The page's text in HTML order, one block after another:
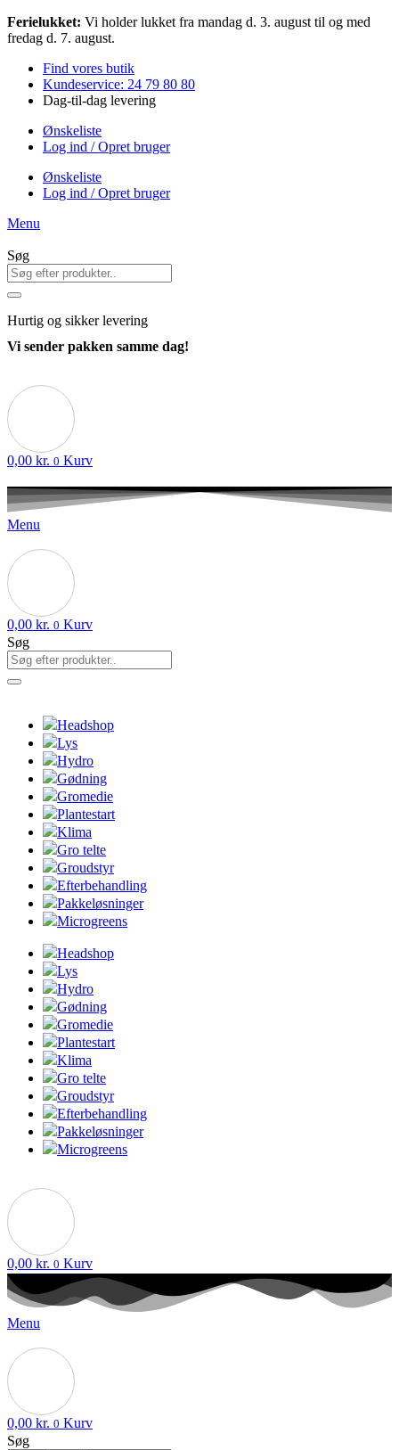
Videre
til
Ferielukket: Vi holder lukket fra mandag d. 3. august til og med
fredag d. 7. august.
Find vores butik
Kundeservice: 24 79 80 80
Dag-til-dag levering
Ønskeliste
Log ind / Opret bruger
Ønskeliste
Log ind / Opret bruger
Menu
Søg
Hurtig og sikker levering
Vi sender pakken samme dag!
0,00 kr. 0 Kurv
Menu
0,00 kr. 0 Kurv
Søg
Headshop
Lys
Hydro
Gødning
Gromedie
Plantestart
Klima
Gro telte
Groudstyr
Efterbehandling
Pakkeløsninger
Microgreens
Headshop
Lys
Hydro
Gødning
Gromedie
Plantestart
Klima
Gro telte
Groudstyr
Efterbehandling
Pakkeløsninger
Microgreens
0,00 kr. 0 Kurv
Menu
0,00 kr. 0 Kurv
Søg